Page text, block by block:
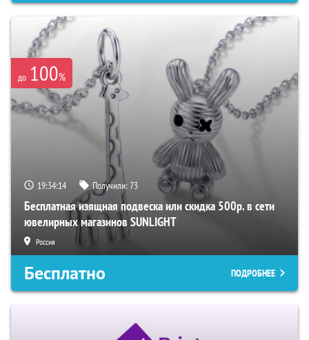
до 100%
19:34:14 Получили:73
Бесплатная изящная подвеска или скидка 500р. в сети
ювелирных магазинов SUNLIGHT
Россия
Бесплатно ПОДРОБНЕЕ